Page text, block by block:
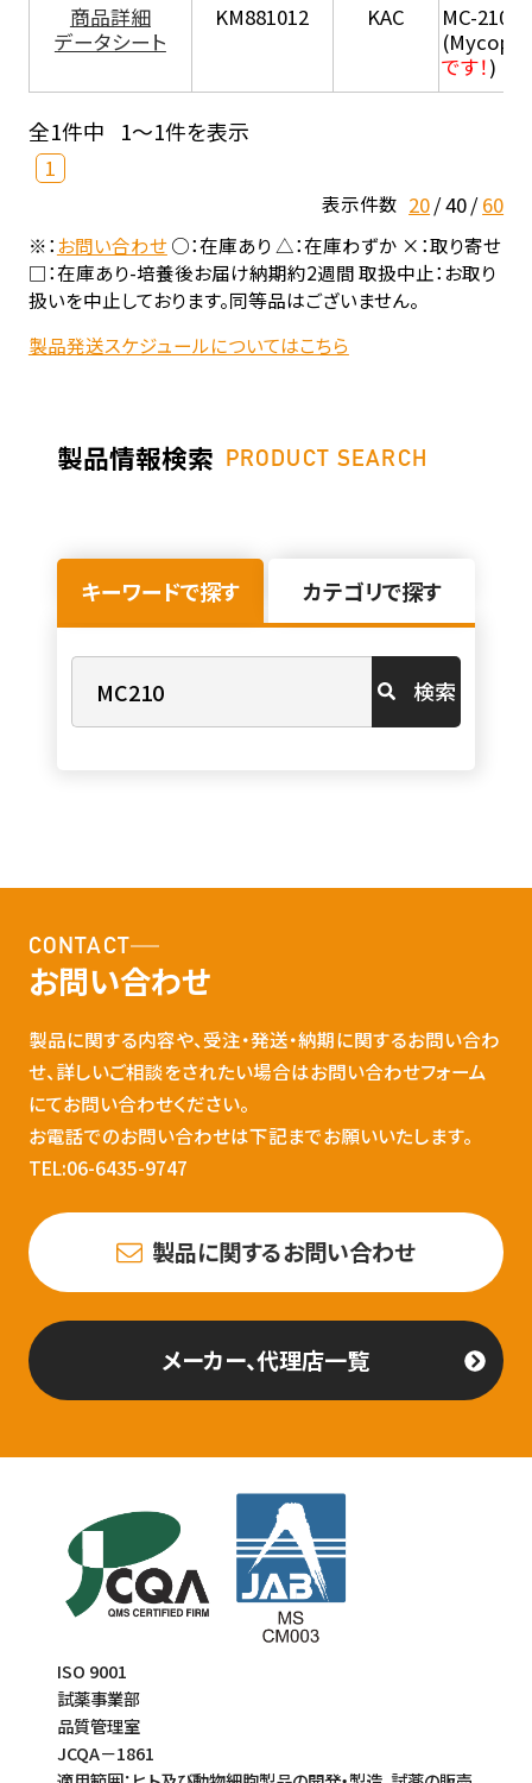
商品詳細
データシート
KM881012 KAC
MC-210 (
です！)
全1件中 1～1件を表示
1
表示件数 20 40 60
※：お問い合わせ○：在庫あり △：在庫わずか ×：取り寄せ
□：在庫あり-培養後お届け納期約2週間 取扱中止：お取り
扱いを中止しております。同等品はございません。
製品発送スケジュールについてはこちら
製品情報検索 PRODUCT SEARCH
キーワードで探す カテゴリで探す
検索
CONTACT
お問い合わせ
製品に関する内容や、受注・発送・納期に関するお問い合わ
せ、詳しいご相談をされたい場合はお問い合わせフォーム
にてお問い合わせください。
お電話でのお問い合わせは下記までお願いいたします。
TEL:06-6435-9747
製品に関するお問い合わせ
メーカー、代理店一覧
ISO 9001
試薬事業部
品質管理室
JCQA－1861